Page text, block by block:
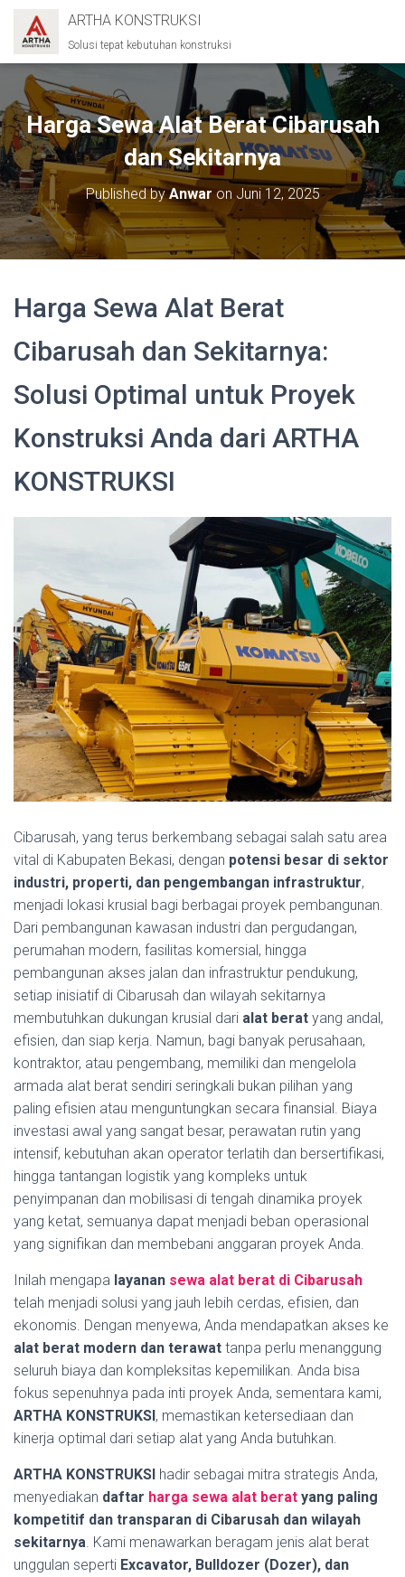
ARTHA KONSTRUKSI
Solusi tepat kebutuhan konstruksi
Harga Sewa Alat Berat Cibarusah
dan Sekitarnya
Published byAnwar on Juni 12, 2025
Harga Sewa Alat Berat
Cibarusah dan Sekitarnya:
Solusi Optimal untuk Proyek
Konstruksi Anda dari ARTHA
KONSTRUKSI
Cibarusah, yang terus berkembang sebagai salah satu area
vital di Kabupaten Bekasi, dengan potensi besar di sektor
industri, properti, dan pengembangan infrastruktur,
menjadi lokasi krusial bagi berbagai proyek pembangunan.
Dari pembangunan kawasan industri dan pergudangan,
perumahan modern, fasilitas komersial, hingga
pembangunan akses jalan dan infrastruktur pendukung,
setiap inisiatif di Cibarusah dan wilayah sekitarnya
membutuhkan dukungan krusial dari alat berat yang andal,
efisien, dan siap kerja. Namun, bagi banyak perusahaan,
kontraktor, atau pengembang, memiliki dan mengelola
armada alat berat sendiri seringkali bukan pilihan yang
paling efisien atau menguntungkan secara finansial. Biaya
investasi awal yang sangat besar, perawatan rutin yang
intensif, kebutuhan akan operator terlatih dan bersertifikasi,
hingga tantangan logistik yang kompleks untuk
penyimpanan dan mobilisasi di tengah dinamika proyek
yang ketat, semuanya dapat menjadi beban operasional
yang signifikan dan membebani anggaran proyek Anda.
Inilah mengapa layanan sewa alat berat di Cibarusah
telah menjadi solusi yang jauh lebih cerdas, efisien, dan
ekonomis. Dengan menyewa, Anda mendapatkan akses ke
alat berat modern dan terawat tanpa perlu menanggung
seluruh biaya dan kompleksitas kepemilikan. Anda bisa
fokus sepenuhnya pada inti proyek Anda, sementara kami,
ARTHA KONSTRUKSI, memastikan ketersediaan dan
kinerja optimal dari setiap alat yang Anda butuhkan.
ARTHA KONSTRUKSI hadir sebagai mitra strategis Anda,
menyediakan daftar harga sewa alat berat yang paling
kompetitif dan transparan di Cibarusah dan wilayah
sekitarnya . Kami menawarkan beragam jenis alat berat
unggulan seperti Excavator, Bulldozer (Dozer), dan